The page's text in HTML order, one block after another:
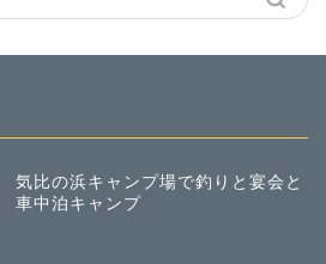
気比の浜キャンプ場で釣りと宴会と
車中泊キャンプ